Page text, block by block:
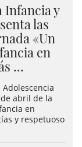
Infancia y
las
«Un
en
...
abril de la
en
y respetuoso